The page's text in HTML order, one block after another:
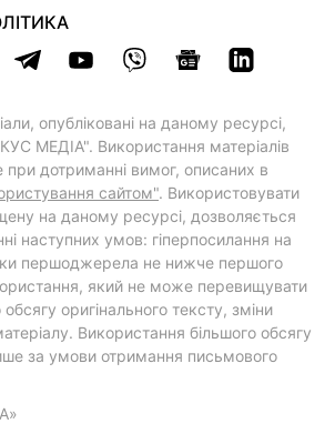
опубліковані на даному ресурсі,
МЕДІА". Використання матеріалів
дотриманні вимог, описаних в
сайтом". Використовувати
на даному ресурсі, дозволяється
наступних умов: гіперпосилання на
першоджерела не нижче першого
який не може перевищувати
обсягу оригінального тексту, зміни
Використання більшого обсягу
за умови отримання письмового